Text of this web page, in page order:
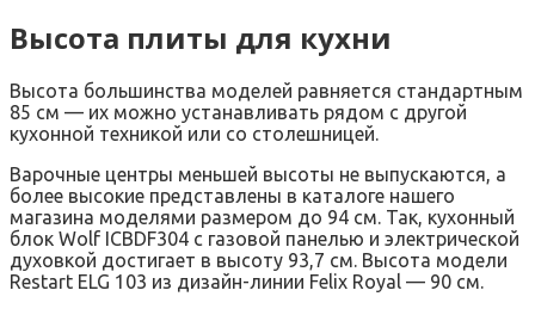
Высота плиты для кухни
Высота большинства моделей равняется стандартным
85 см — их можно устанавливать рядом с другой
кухонной техникой или со столешницей.
Варочные центры меньшей высоты не выпускаются, а
более высокие представлены в каталоге нашего
магазина моделями размером до 94 см. Так, кухонный
блок Wolf ICBDF304 с газовой панелью и электрической
духовкой достигает в высоту 93,7 см. Высота модели
Restart ELG 103 из дизайн-линии Felix Royal — 90 см.